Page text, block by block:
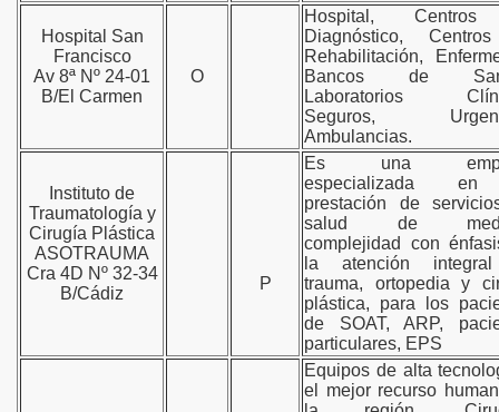
Hospital San
Francisco
Av 8ª Nº 24-01
B/El Carmen
O
Hospital,
Diagnóstico,
Rehabilitación,
Bancos de
Laboratorios
Seguros,
Ambulancias.
Instituto de
Traumatología y
Cirugía Plástica
ASOTRAUMA
Cra 4D Nº 32-34
B/Cádiz
P
Es una
especializada
prestación de
salud de
complejidad con
la atención
trauma, ortopedia y
plástica, para los
de SOAT, ARP,
particulares, EPS
Equipos de alta
el mejor recurso